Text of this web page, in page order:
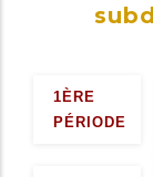
1ÈRE
PÉRIODE